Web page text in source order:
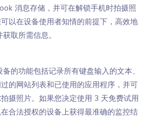
消息存储，并可在解锁手机时拍摄照
以在设备使用者知情的前提下，高效地
获取所需信息。
的功能包括记录所有键盘输入的文本、
的网站列表和已使用的应用程序，并可
摄照片。如果您决定使用 3 天免费试用
合法授权的设备上获得最准确的监控结